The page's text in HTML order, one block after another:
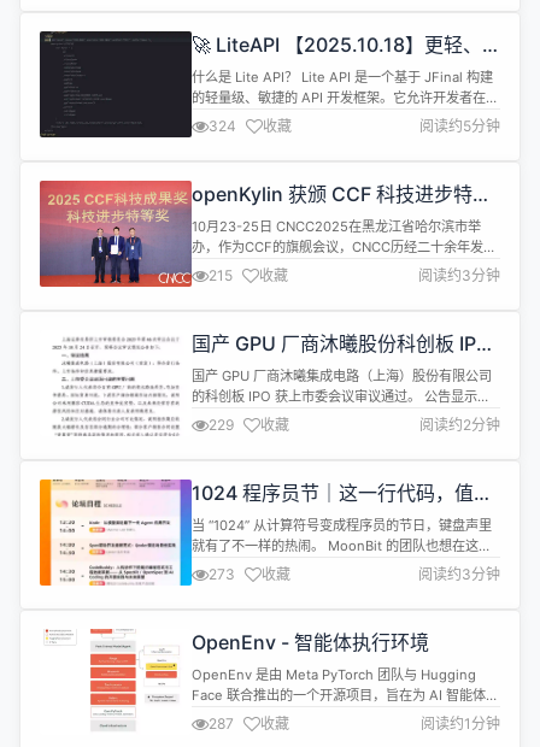
问后过期” 等； 缓存定时清理：支持 ...
🚀 LiteAPI 【2025.10.18】更轻、
更快、更灵活的 API 框架​​
什么是 Lite API？ Lite API 是一个基于 JFinal 构建
的轻量级、敏捷的 API 开发框架。它允许开发者在不
编写传统的 Controller、Service、Dao 或 Model
类的情况下创建 HTTP API。API 使用 XML 配置文
件和嵌入式脚本逻辑来定义。 #核心特性 #零代码开
324 收藏 阅读约5分钟
openKylin 获颁 CCF 科技进步特等
奖，CNCC2025 见证高光时刻！
10月23-25日 CNCC2025在黑龙江省哈尔滨市举
办，作为CCF的旗舰会议，CNCC历经二十余年发
展，已成为中国计算机领域规格高、规模大的年度盛
会。这场以“数智赋能，无限可能”为主题的思想盛
宴，致力于为计算领域学者和从业者搭建了一个探索
场专题论坛，汇聚了900余位讲者，吸引逾万人注册
参会。 会上，CNCC...
215 收藏 阅读约3分钟
国产 GPU 厂商沐曦股份科创板 IPO
获审议通过，拟融资 39.04 亿元
国产 GPU 厂商沐曦集成电路（上海）股份有限公司
的科创板 IPO 获上市委会议审议通过。 公告显示，
沐曦股份此次 IPO 拟融资 39.04 亿元，用于投资“新
型高性能通用 GPU 研发及产业化项目”、“新一代人
工智能推理 GPU 研发及产业化项目”和“面向前沿领
开信息显示，沐曦集成电路（上海）股份有限...
229 收藏 阅读约2分钟
1024 程序员节｜这一行代码，值得
被祝贺
当 “1024” 从计算符号变成程序员的节日，键盘声里
就有了不一样的热闹。 MoonBit 的团队也想在这个
属于开发者的日子里，留一点与众不同的纪念 ——
不去做喧闹的仪式，也不把它变成另一场任务， 而是
把这一天交还给写代码的人本身： 让你因为一次提
的小奖励，一句认真被看见的认可， 提醒我们：写代
码不是孤单...
273 收藏 阅读约3分钟
OpenEnv - 智能体执行环境
OpenEnv 是由 Meta PyTorch 团队与 Hugging
Face 联合推出的一个开源项目，旨在为 AI 智能体
（Agent）提供标准化、可复现、可安全执行的运行
环境。 它的定位是一个 “Agentic Execution
287 收藏 阅读约1分钟